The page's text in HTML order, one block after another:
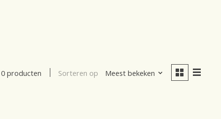
0 producten Sorteren op Meest bekeken